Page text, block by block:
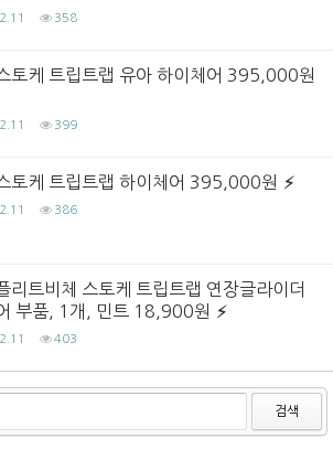
358
토케 트립트랩 유아 하이체어 395,000원
399
토케 트립트랩 하이체어 395,000원
386
리트비체 스토케 트립트랩 연장글라이더
부품, 1개, 민트 18,900원
403
검색